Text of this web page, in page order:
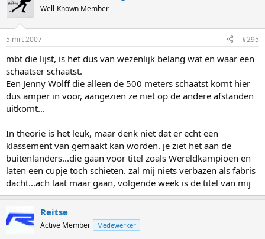
de helft van het aantal disciplines beheerste. Ingemar Stenmark en
Alberto Tomba zijn wellicht de meest gespecialiseerde winnaars
geweest maar van de vier disciplines waren zijn absolute top in twee
en in de derde (SuperG) waren zijn ook heel behoorlijk (top 10). De
kombinatie reken ik even miet mee daar waren er niet zoveel van.
Gerrit Stevens
Well-Known Member
5 mrt 2007 #295
mbt die lijst, is het dus van wezenlijk belang wat en waar een
schaatser schaatst.
Een Jenny Wolff die alleen de 500 meters schaatst komt hier
dus amper in voor, aangezien ze niet op de andere afstanden
uitkomt...
In theorie is het leuk, maar denk niet dat er echt een
klassement van gemaakt kan worden. je ziet het aan de
buitenlanders...die gaan voor titel zoals Wereldkampioen en
laten een cupje toch schieten. zal mij niets verbazen als fabris
dacht...ach laat maar gaan, volgende week is de titel van mij
Reitse
Active Member Medewerker